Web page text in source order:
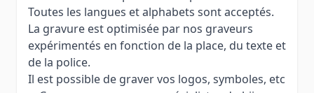
Toutes les langues et alphabets sont acceptés.
La gravure est optimisée par nos graveurs
expérimentés en fonction de la place, du texte et
de la police.
Il est possible de graver vos logos, symboles, etc